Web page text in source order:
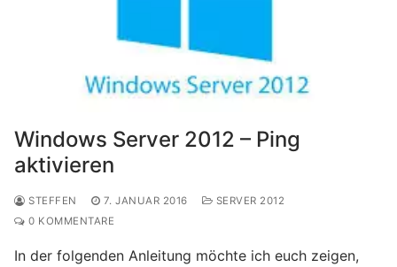
Windows Server 2012 – Ping
aktivieren
STEFFEN 7. JANUAR 2016
SERVER 2012
0 KOMMENTARE
In der folgenden Anleitung möchte ich euch zeigen,